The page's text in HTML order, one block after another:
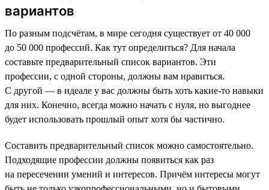
вариантов
По разным подсчётам, в мире сегодня существует от 40 000
до 50 000 профессий. Как тут определиться? Для начала
составьте предварительный список вариантов. Эти
профессии, с одной стороны, должны вам нравиться.
С другой — в идеале у вас должны быть хоть какие-то навыки
для них. Конечно, всегда можно начать с нуля, но выгоднее
будет использовать прошлый опыт хотя бы частично.
Составить предварительный список можно самостоятельно.
Подходящие профессии должны появиться как раз
на пересечении умений и интересов. Причём интересы могут